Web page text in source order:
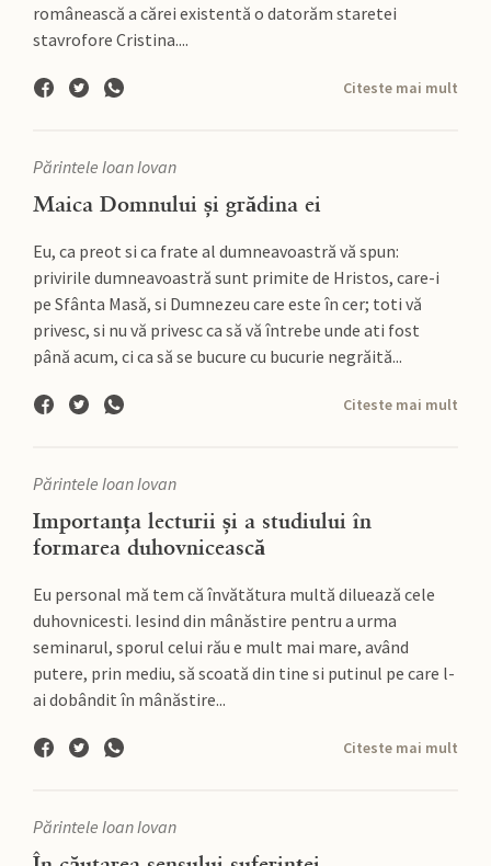
românească a cărei existentă o datorăm staretei
stavrofore Cristina....
Citeste mai mult
Părintele Ioan Iovan
Maica Domnului și grădina ei
Eu, ca preot si ca frate al dumneavoastră vă spun:
privirile dumneavoastră sunt primite de Hristos, care-i
pe Sfânta Masă, si Dumnezeu care este în cer; toti vă
privesc, si nu vă privesc ca să vă întrebe unde ati fost
până acum, ci ca să se bucure cu bucurie negrăită...
Citeste mai mult
Părintele Ioan Iovan
Importanța lecturii și a studiului în
formarea duhovnicească
Eu personal mă tem că învătătura multă diluează cele
duhovnicesti. Iesind din mânăstire pentru a urma
seminarul, sporul celui rău e mult mai mare, având
putere, prin mediu, să scoată din tine si putinul pe care l-
ai dobândit în mânăstire...
Citeste mai mult
Părintele Ioan Iovan